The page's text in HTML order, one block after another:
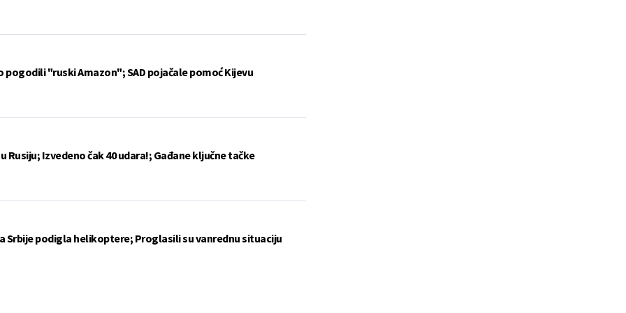
pogodili "ruski Amazon"; SAD pojačale pomoć Kijevu
Rusiju; Izvedeno čak 40 udara!; Gađane ključne tačke
Srbije podigla helikoptere; Proglasili su vanrednu situaciju